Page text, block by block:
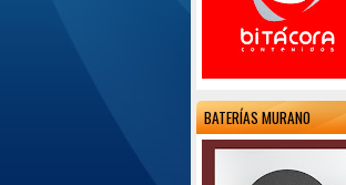
BATERÍAS MURANO